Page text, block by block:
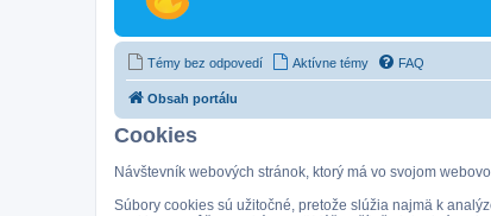
Témy bez odpovedí Aktívne témy FAQ
Obsah portálu
Cookies
Návštevník webových stránok, ktorý má vo svojom
Súbory cookies sú užitočné, pretože slúžia najmä k